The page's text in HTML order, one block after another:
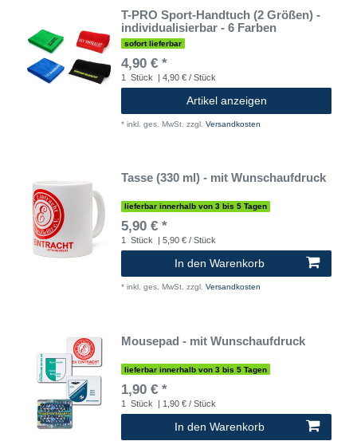
T-PRO Sport-Handtuch (2 Größen) -
individualisierbar - 6 Farben
sofort lieferbar
4,90 € *
1 Stück | 4,90 € / Stück
Artikel anzeigen
* inkl. ges. MwSt. zzgl. Versandkosten
Tasse (330 ml) - mit Wunschaufdruck
lieferbar innerhalb von 3 bis 5 Tagen
5,90 € *
1 Stück | 5,90 € / Stück
In den Warenkorb
* inkl. ges. MwSt. zzgl. Versandkosten
Mousepad - mit Wunschaufdruck
lieferbar innerhalb von 3 bis 5 Tagen
1,90 € *
1 Stück | 1,90 € / Stück
In den Warenkorb